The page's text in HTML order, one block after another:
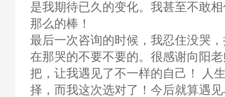
是我期待已久的变化。我甚至不敢
那么的棒！
最后一次咨询的时候，我忍住没哭
在那哭的不要不要的。很感谢向阳
把，让我遇见了不一样的自己！ 人
择，而我这次选对了！今后就算遇